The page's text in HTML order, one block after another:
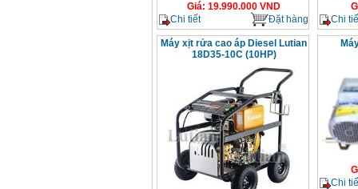
Giá: 19.990.000 VND
Chi tiết
Đặt hàng
Chi
Máy xịt rửa cao áp Diesel Lutian
18D35-10C (10HP)
Chi